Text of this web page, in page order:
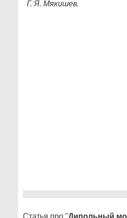
Г. Я. Мякишев.